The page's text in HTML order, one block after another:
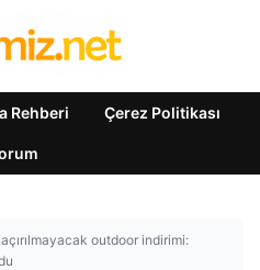
Rehberi Çerez Politikası
outdoor indirimi: